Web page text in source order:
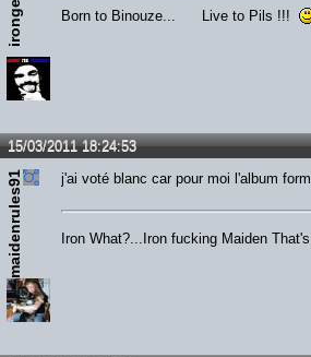
Born to Binouze... Live to Pils !!!
15/03/2011 18:24:53
maidenrules91 j'ai voté blanc car pour moi l'album
Iron What?...Iron fucking Maiden